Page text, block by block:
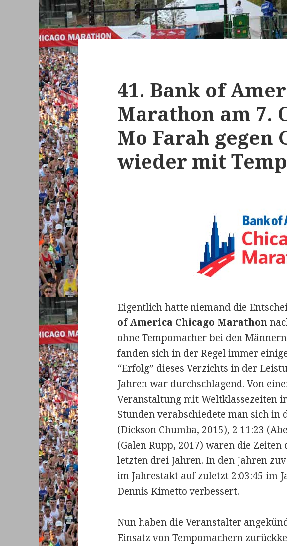
41. Bank of
Marathon am 7.
Mo Farah gegen
wieder mit
Eigentlich hatte niemand die
of America Chicago Marathon
ohne Tempomacher bei den
fanden sich in der Regel immer
“Erfolg” dieses Verzichts in der
Jahren war durchschlagend.Von
Veranstaltung mit Weltklassezeiten
Stunden verabschiedete man sich in
(Dickson Chumba, 2015), 2:11:23
(Galen Rupp, 2017) waren die
letzten drei Jahren. In den Jahren
im Jahrestakt auf zuletzt 2:03:45 im
Dennis Kimetto verbessert.
Nun haben die Veranstalter
Einsatz von Tempomachern